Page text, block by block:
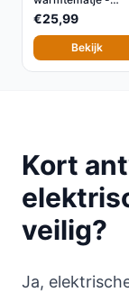
60×30 cm - 9...
€25,99
Bekijk
Kort
veilig?
Ja,